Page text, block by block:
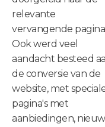
relevante
vervangende
Ook werd veel
aandacht besteed
de conversie van de
website, met
pagina's met
aanbiedingen,